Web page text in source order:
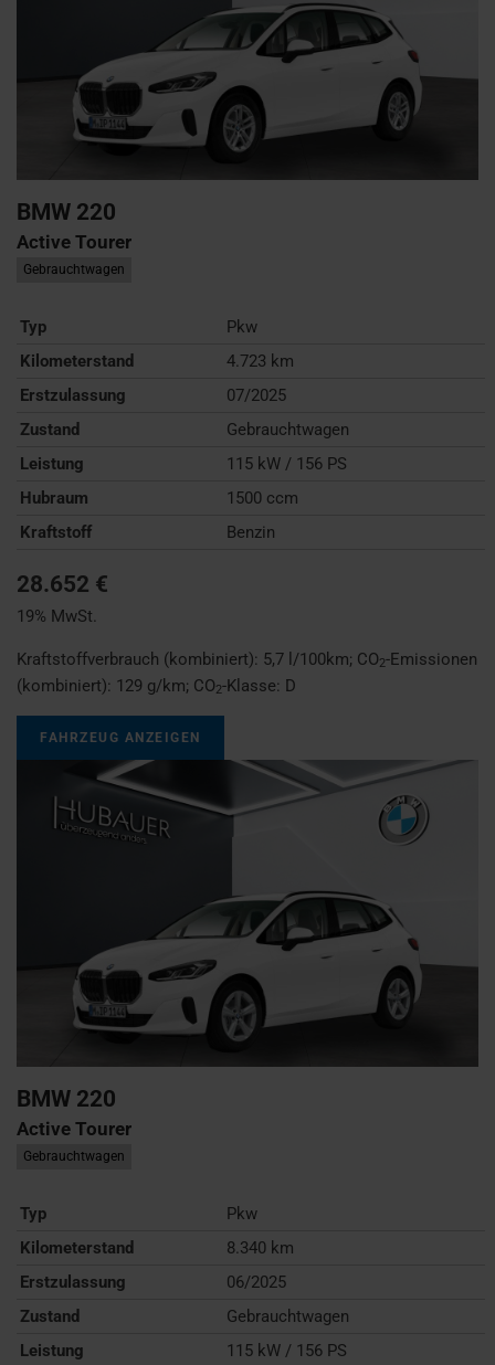
BMW 220
Active Tourer
Gebrauchtwagen
Typ
Pkw
Kilometerstand
4.723 km
Erstzulassung
07/2025
Zustand
Gebrauchtwagen
Leistung
115 kW / 156 PS
Hubraum
1500 ccm
Kraftstoff
Benzin
28.652 €
19% MwSt.
Kraftstoffverbrauch (kombiniert): 5,7 l/100km; CO2-Emissionen
(kombiniert): 129 g/km; CO2-Klasse: D
FAHRZEUG ANZEIGEN
BMW 220
Active Tourer
Gebrauchtwagen
Typ
Pkw
Kilometerstand
8.340 km
Erstzulassung
06/2025
Zustand
Gebrauchtwagen
Leistung
115 kW / 156 PS